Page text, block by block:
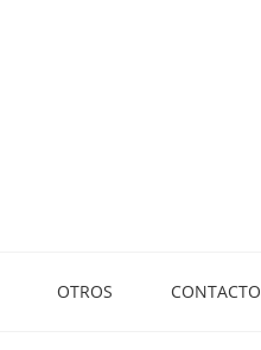
OTROS CONTACTO